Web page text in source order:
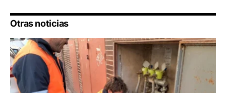
Otras noticias